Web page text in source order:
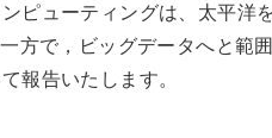
ピューティングは、太平洋
方で，ビッグデータへと範
報告いたします。